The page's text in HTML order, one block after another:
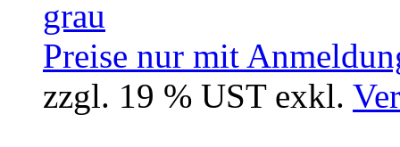
Preise nur mit
zzgl. 19 % UST exkl.